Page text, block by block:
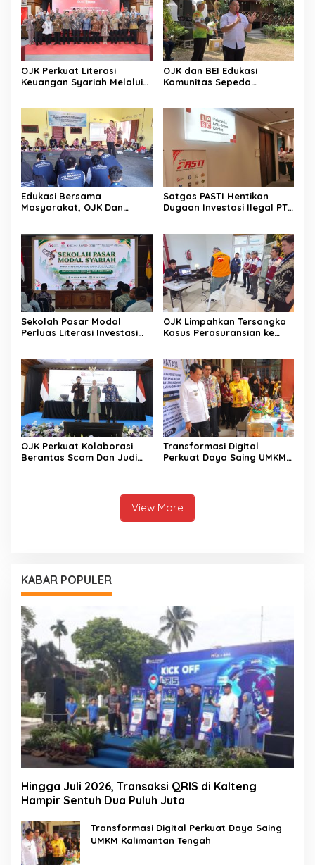
OJK Perkuat Literasi
Keuangan Syariah Melalui
OJK dan BEI Edukasi
Komunitas Sepeda
Edukasi Bersama
Masyarakat, OJK Dan
Satgas PASTI Hentikan
Dugaan Investasi Ilegal PT
Sekolah Pasar Modal
Perluas Literasi Investasi
OJK Limpahkan Tersangka
Kasus Perasuransian ke
OJK Perkuat Kolaborasi
Berantas Scam Dan Judi
Transformasi Digital
Perkuat Daya Saing UMKM
View More
KABAR POPULER
Hingga Juli 2026, Transaksi QRIS di Kalteng
Hampir Sentuh Dua Puluh Juta
Transformasi Digital Perkuat Daya Saing
UMKM Kalimantan Tengah